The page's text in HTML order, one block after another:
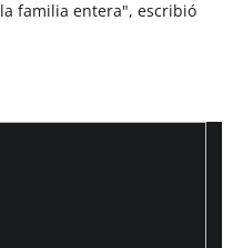
familia entera", escribió